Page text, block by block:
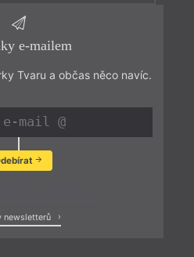
e-mailem
Tvaru a občas něco navíc.
newsletterů